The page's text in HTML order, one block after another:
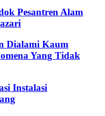
Pesantren Alam
Dialami Kaum
Yang Tidak
Instalasi